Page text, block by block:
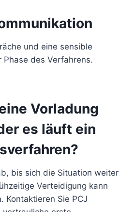
und eine sensible
Phase des Verfahrens.
Vorladung
es läuft ein
bis sich die Situation weiter
Verteidigung kann
Kontaktieren Sie PCJ